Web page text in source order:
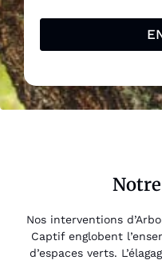
Nos interventions
Captif englobent
d’espaces verts.